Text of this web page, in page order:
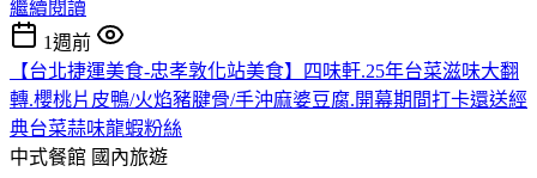
繼續閱讀
1週前
【台北捷運美食-忠孝敦化站美食】四味軒.25年台菜滋味大翻
轉.櫻桃片皮鴨/火焰豬腱骨/手沖麻婆豆腐.開幕期間打卡還送經
典台菜蒜味龍蝦粉絲
中式餐館 國內旅遊